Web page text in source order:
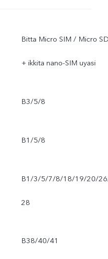
Bitta Micro SIM / Micro
+ ikkita nano-SIM uyasi
B3/5/8
B1/5/8
B1/3/5/7/8/18/19/20/
28
B38/40/41